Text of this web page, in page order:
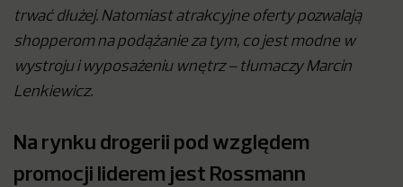
trwać dłużej. Natomiast atrakcyjne oferty pozwalają
shopperom na podążanie za tym, co jest modne w
wystroju i wyposażeniu wnętrz – tłumaczy Marcin
Lenkiewicz.
Na rynku drogerii pod względem
promocji liderem jest Rossmann